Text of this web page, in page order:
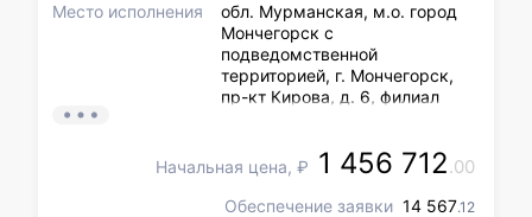
Место исполнения
обл. Мурманская, м.о. город
Мончегорск с
подведомственной
территорией, г. Мончегорск,
пр-кт Кирова, д. 6, филиал
центральная районная
больница: РФ, 184500,
Мурманская область, город
Начальная цена, ₽ 1 456 712.00
Обеспечение заявки 14 567.12